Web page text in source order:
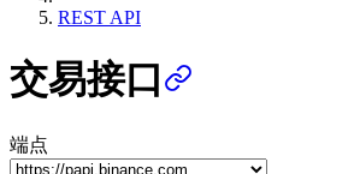
REST API
交易接口
端点